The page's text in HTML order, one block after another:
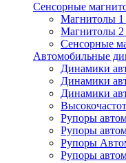
Сенсорные
Магнитолы
Магнитолы
Сенсорные
Автомобильные
Динамики
Динамики
Динамики
Рупоры
Рупоры
Рупоры
Рупоры